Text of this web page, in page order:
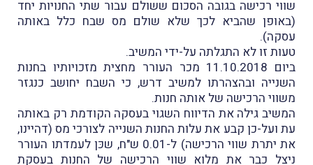
שווי רכישה בגובה הסכום ששולם עבור שתי החנויות יחד
(באופן שהביא לכך שלא שולם מס שבח כלל באותה
עסקה).
טעות זו לא התגלתה על-ידי המשיב.
ביום 11.10.2018 מכר העורר מחצית מזכויותיו בחנות
השנייה ובהצהרתו למשיב דרש, כי השבח יחושב כנגזר
משווי הרכישה של אותה חנות.
המשיב גילה את הדיווח השגוי בעסקה הקודמת רק באותה
עת ועל-כן קבע את עלות החנות השנייה לצורכי מס (דהיינו,
את יתרת שווי הרכישה) ל-0.01 ש"ח, שכּן לעמדתו העורר
ניצל כבר את מלוא שווי הרכישה של החנות בעסקת